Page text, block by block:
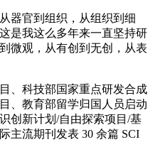
器官到组织，从组织到细
是我这么多年来一直坚持研
微观，从有创到无创，从表
、科技部国家重点研发合成
、教育部留学归国人员启动
创新计划/自由探索项目/基
主流期刊发表 30 余篇 SCI